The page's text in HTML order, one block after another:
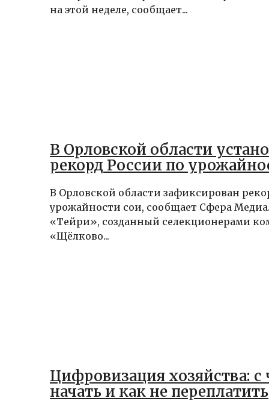
на этой неделе, сообщает...
В Орловской области
рекорд России по
В Орловской области зафиксирован
урожайности сои, сообщает Сфера
«Тейри», созданный селекционерами
«Щёлково...
Цифровизация хозяйства: с
начать и как не переплатить